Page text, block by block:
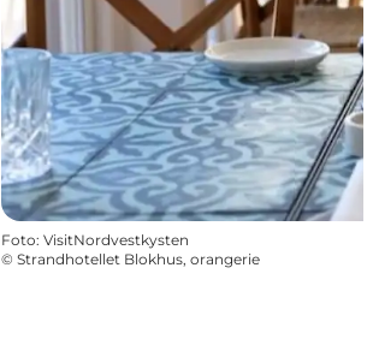
Foto: VisitNordvestkysten
© Strandhotellet Blokhus, orangerie